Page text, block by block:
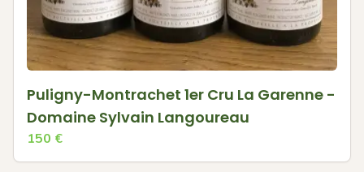
Puligny-Montrachet 1er Cru La Garenne -
Domaine Sylvain Langoureau
150 €